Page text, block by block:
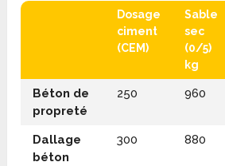
Dosage
ciment
(CEM)
Sable
sec
(0/5)
kg
Béton de
propreté
250 960
Dallage
béton
300 880